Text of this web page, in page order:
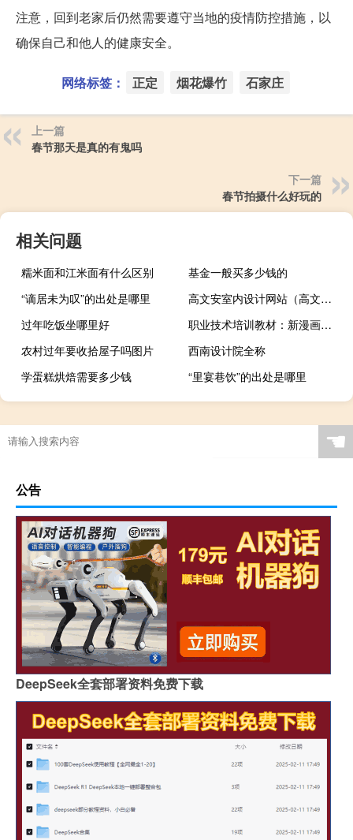
注意，回到老家后仍然需要遵守当地的疫情防控措施，以
确保自己和他人的健康安全。
网络标签： 正定 烟花爆竹 石家庄
上一篇
春节那天是真的有鬼吗
下一篇
春节拍摄什么好玩的
相关问题
糯米面和江米面有什么区别
基金一般买多少钱的
“谪居未为叹”的出处是哪里
高文安室内设计网站（高文安-香港知名室内设计师介绍）
过年吃饭坐哪里好
职业技术培训教材：新漫画技法(关于职业技术培训教材：新漫画技法简述)
农村过年要收拾屋子吗图片
西南设计院全称
学蛋糕烘焙需要多少钱
“里宴巷饮”的出处是哪里
☚
公告
DeepSeek全套部署资料免费下载